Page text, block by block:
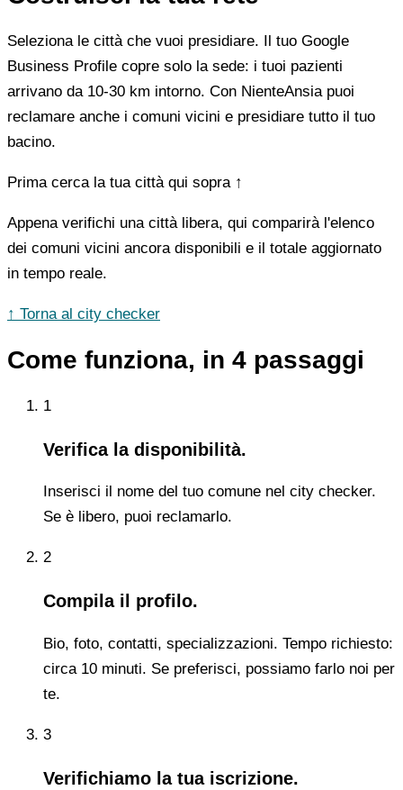
Seleziona le città che vuoi presidiare. Il tuo Google
Business Profile copre solo la sede: i tuoi pazienti
arrivano da 10-30 km intorno. Con NienteAnsia puoi
reclamare anche i comuni vicini e presidiare tutto il tuo
bacino.
Prima cerca la tua città qui sopra ↑
Appena verifichi una città libera, qui comparirà l'elenco
dei comuni vicini ancora disponibili e il totale aggiornato
in tempo reale.
↑ Torna al city checker
Come funziona, in 4 passaggi
1
Verifica la disponibilità.
Inserisci il nome del tuo comune nel city checker.
Se è libero, puoi reclamarlo.
2
Compila il profilo.
Bio, foto, contatti, specializzazioni. Tempo richiesto:
circa 10 minuti. Se preferisci, possiamo farlo noi per
te.
3
Verifichiamo la tua iscrizione.